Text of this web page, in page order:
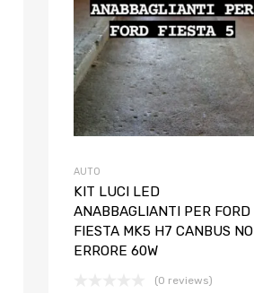
AUTO
KIT LUCI LED
ANABBAGLIANTI PER FORD
FIESTA MK5 H7 CANBUS NO
ERRORE 60W
(0 reviews)